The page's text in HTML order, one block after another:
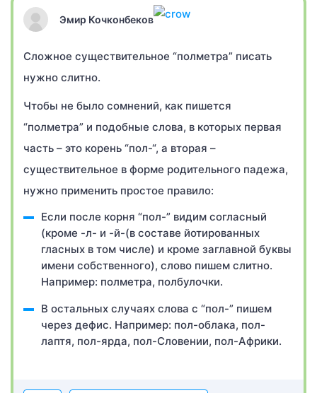
Эмир Кочконбеков
Сложное существительное “полметра” писать
нужно слитно.
Чтобы не было сомнений, как пишется
“полметра” и подобные слова, в которых первая
часть – это корень “пол-“, а вторая –
существительное в форме родительного падежа,
нужно применить простое правило:
Если после корня “пол-” видим согласный
(кроме -л- и -й-(в составе йотированных
гласных в том числе) и кроме заглавной буквы
имени собственного), слово пишем слитно.
Например: полметра, полбулочки.
В остальных случаях слова с “пол-” пишем
через дефис. Например: пол-облака, пол-
лаптя, пол-ярда, пол-Словении, пол-Африки.